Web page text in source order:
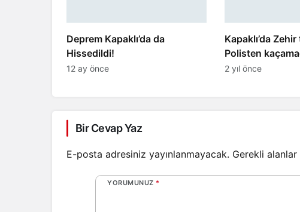
Deprem Kapaklı’da da
Hissedildi!
12 ay önce
Kapaklı’da
Polisten
2 yıl önce
Bir Cevap Yaz
E-posta adresiniz yayınlanmayacak. Gerekli alanlar
YORUMUNUZ *